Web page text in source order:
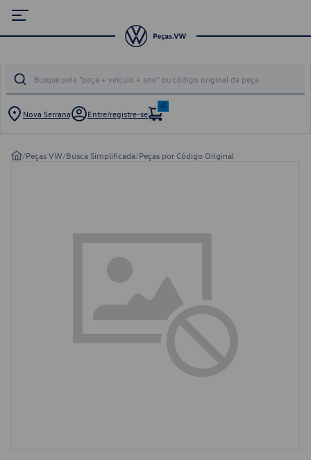
Nova Serrana Entre/registre-se
0
/Peças VW/Busca Simplificada/Peças por Código Original